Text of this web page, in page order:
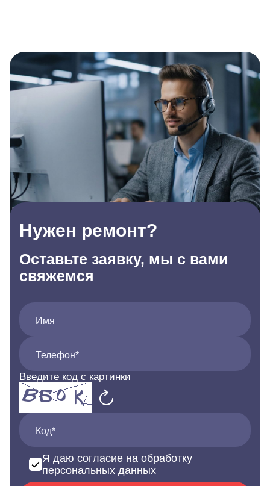
Нужен ремонт?
Оставьте заявку, мы с вами
свяжемся
Имя
Телефон*
Введите код с картинки
Код*
Я даю согласие на обработку
персональных данных